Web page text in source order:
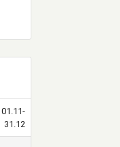
01.11-
31.12